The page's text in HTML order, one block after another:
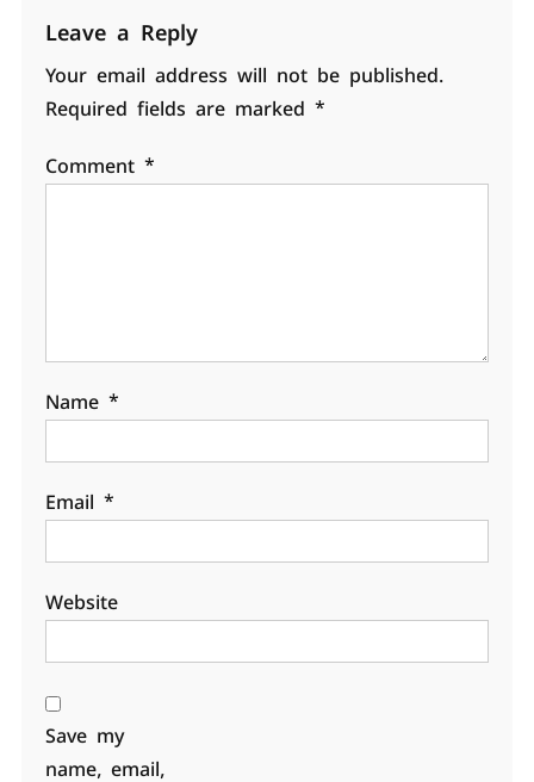
Leave a Reply
Your email address will not be published.
Required fields are marked *
Comment *
Name *
Email *
Website
Save my
name, email,